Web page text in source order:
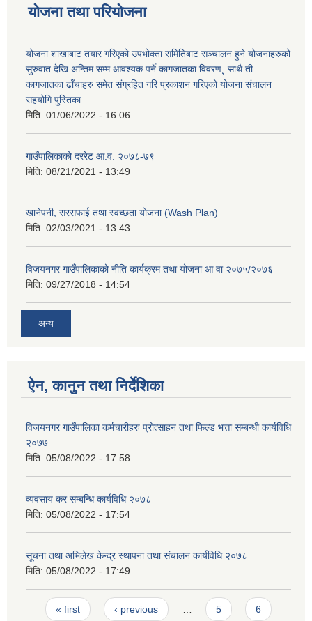
योजना तथा परियोजना
योजना शाखाबाट तयार गरिएको उपभोक्ता समितिबाट सञ्चालन हुने योजनाहरुको
सुरुवात देखि अन्तिम सम्म आवश्यक पर्ने कागजातका विवरण¸ साथै ती
कागजातका ढाँचाहरु समेत संग्रहित गरि प्रकाशन गरिएको योजना संचालन
सहयोगि पुस्तिका
मिति: 01/06/2022 - 16:06
गाउँपालिकाको दररेट आ.व. २०७८-७९
मिति: 08/21/2021 - 13:49
खानेपनी, सरसफाई तथा स्वच्छता योजना (Wash Plan)
मिति: 02/03/2021 - 13:43
विजयनगर गाउँपालिकाको नीति कार्यक्रम तथा योजना आ वा २०७५/२०७६
मिति: 09/27/2018 - 14:54
अन्य
ऐन, कानुन तथा निर्देशिका
विजयनगर गाउँपालिका कर्मचारीहरु प्रोत्साहन तथा फिल्ड भत्ता सम्बन्धी कार्यविधि
२०७७
मिति: 05/08/2022 - 17:58
व्यवसाय कर सम्बन्धि कार्यविधि २०७८
मिति: 05/08/2022 - 17:54
सूचना तथा अभिलेख केन्द्र स्थापना तथा संचालन कार्यविधि २०७८
मिति: 05/08/2022 - 17:49
Pages
« first ‹ previous 5 6